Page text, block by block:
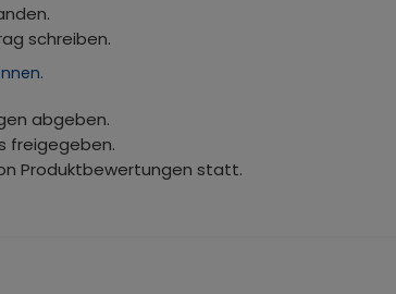
schreiben.
abgeben.
freigegeben.
Produktbewertungen statt.